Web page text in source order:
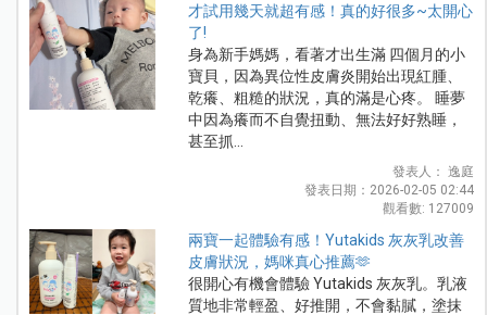
才試用幾天就超有感！真的好很多~太開心
了!
身為新手媽媽，看著才出生滿 四個月的小
寶貝，因為異位性皮膚炎開始出現紅腫、
乾癢、粗糙的狀況，真的滿是心疼。 睡夢
中因為癢而不自覺扭動、無法好好熟睡，
甚至抓...
發表人： 逸庭
發表日期：2026-02-05 02:44
觀看數: 127009
兩寶一起體驗有感！Yutakids 灰灰乳改善
皮膚狀況，媽咪真心推薦🫶
很開心有機會體驗 Yutakids 灰灰乳。乳液
質地非常輕盈、好推開，不會黏膩，塗抹